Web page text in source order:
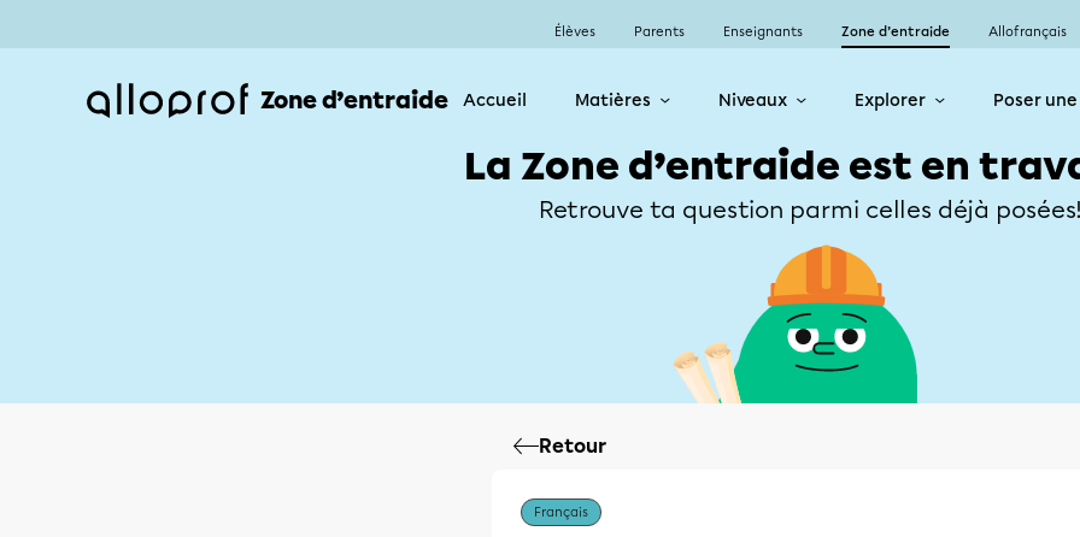
Élèves Parents Enseignants Zone d’entraide Allofrançais
Zone d’entraide Accueil Matières Niveaux Explorer Poser
La Zone d’entraide est en
Retrouve ta question parmi celles déjà
Retour
Français